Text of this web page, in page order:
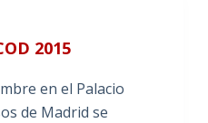
2015
en el Palacio
de Madrid se